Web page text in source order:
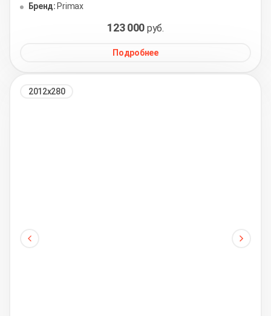
Бренд: Primax
123 000 руб.
Подробнее
2012х280